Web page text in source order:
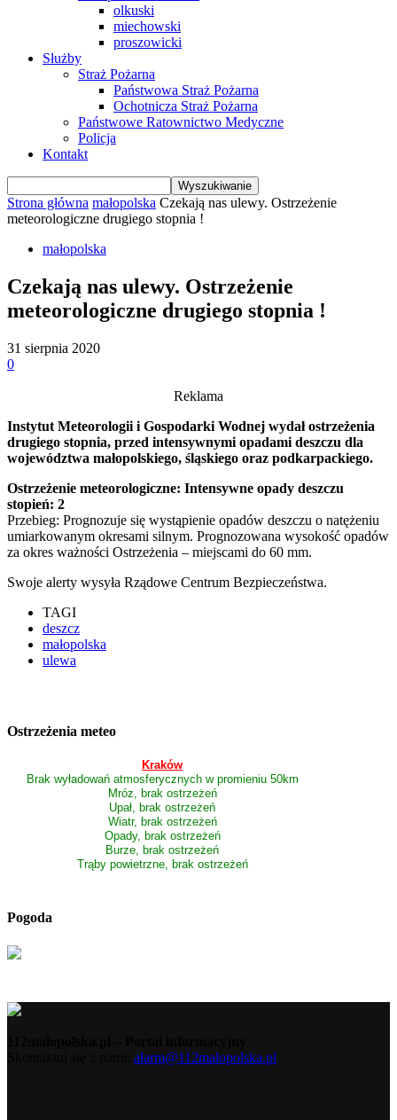
olkuski
miechowski
proszowicki
Służby
Straż Pożarna
Państwowa Straż Pożarna
Ochotnicza Straż Pożarna
Państwowe Ratownictwo Medyczne
Policja
Kontakt
Strona główna małopolska Czekają nas ulewy. Ostrzeżenie
meteorologiczne drugiego stopnia !
małopolska
Czekają nas ulewy. Ostrzeżenie
meteorologiczne drugiego stopnia !
31 sierpnia 2020
0
Reklama
Instytut Meteorologii i Gospodarki Wodnej wydał ostrzeżenia
drugiego stopnia, przed intensywnymi opadami deszczu dla
województwa małopolskiego, śląskiego oraz podkarpackiego.
Ostrzeżenie meteorologiczne: Intensywne opady deszczu
stopień: 2
Przebieg: Prognozuje się wystąpienie opadów deszczu o natężeniu
umiarkowanym okresami silnym. Prognozowana wysokość opadów
za okres ważności Ostrzeżenia – miejscami do 60 mm.
Swoje alerty wysyła Rządowe Centrum Bezpieczeństwa.
TAGI
deszcz
małopolska
ulewa
Ostrzeżenia meteo
Kraków
Brak wyładowań atmosferycznych w promieniu 50km
Mróz, brak ostrzeżeń
Upał, brak ostrzeżeń
Wiatr, brak ostrzeżeń
Opady, brak ostrzeżeń
Burze, brak ostrzeżeń
Trąby powietrzne, brak ostrzeżeń
Pogoda
alarm@112malopolska.pl